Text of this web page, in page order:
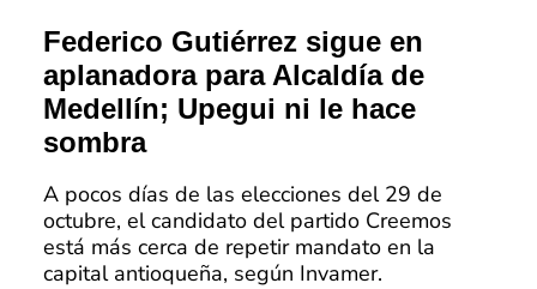
Federico Gutiérrez sigue en
aplanadora para Alcaldía de
Medellín; Upegui ni le hace
sombra
A pocos días de las elecciones del 29 de
octubre, el candidato del partido Creemos
está más cerca de repetir mandato en la
capital antioqueña, según Invamer.